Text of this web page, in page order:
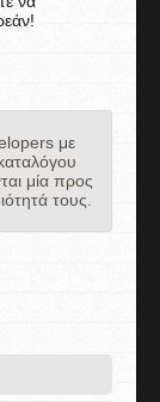
με
μία προς
τους.